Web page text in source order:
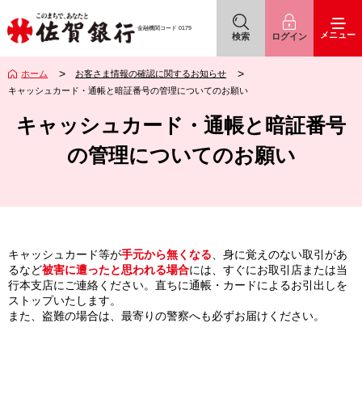
金融機関コード 0179 アイコン
検索
アイコン
ログイン メニュー
キャッシュカード・通帳と暗証番号
の管理についてのお願い
ホーム
お客さま情報の確認に関するお知らせ
キャッシュカード・通帳と暗証番号の管理についてのお願い
キャッシュカード等が手元から無くなる 、身に覚えのない取引があ
るなど被害に遭ったと思われる場合には、すぐにお取引店または当
行本支店にご連絡ください。直ちに通帳・カードによるお引出しを
ストップいたします。
また、盗難の場合は、最寄りの警察へも必ずお届けください。